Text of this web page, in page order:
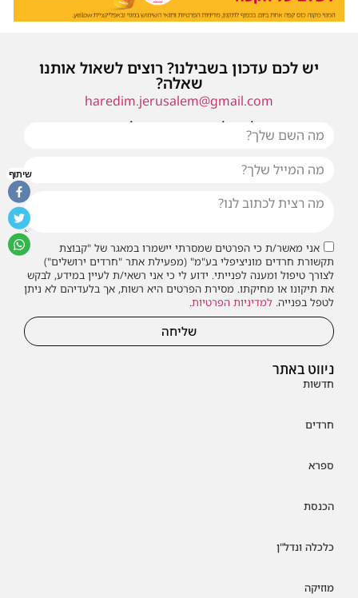
ניווט באתר
חדשות
חרדים
ספרא
הכנסת
כלכלה ונדל"ן
מוזיקה
יש לכם עדכון בשבילנו? רוצים לשאול אותנו
שאלה?
haredim.jerusalem@gmail.com
או שילחו אלינו פנייה ונחזור אליכם בהקדם
אני מאשר/ת כי הפרטים שמסרתי יישמרו במאגר של "קבוצת
תקשורת חרדים מוניציפלי בע"מ" (מפעילת אתר "חרדים ירושלים")
לצורך טיפול ומענה לפנייתי. ידוע לי כי אני רשאי/ת לעיין במידע, לבקש
את תיקונו או מחיקתו. מסירת הפרטים היא רשות, אך בלעדיהם לא ניתן
לטפל בפנייה. למדיניות הפרטיות.
שליחה
שיתוף